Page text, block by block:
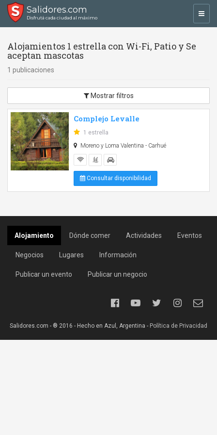
Salidores.com
Disfrutá cada ciudad al máximo
Alojamientos 1 estrella con Wi-Fi, Patio y Se
aceptan mascotas
1 publicaciones
Mostrar filtros
Complejo Levalle
1 estrella
Moreno y Loma Valentina - Carhué
Consultar disponibilidad
Alojamiento Dónde comer Actividades Eventos
Negocios Lugares Información
Publicar un evento Publicar un negocio
Salidores.com - ® 2016 - Hecho en Azul, Argentina - Política de Privacidad